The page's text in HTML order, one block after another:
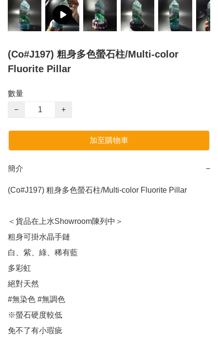
(Co#J197) 粗身多色螢石柱/Multi-color
Fluorite Pillar
數量
−
+
加至購物車
簡介 −
(Co#J197) 粗身多色螢石柱/Multi-color Fluorite Pillar
＜貨品在上水Showroom陳列中＞
粗身可掛水晶手鏈
白、紫、綠、稀有藍
多彩虹
絕對天然
#無染色 #無調色
※螢石硬度較低
免不了有小瑕疵